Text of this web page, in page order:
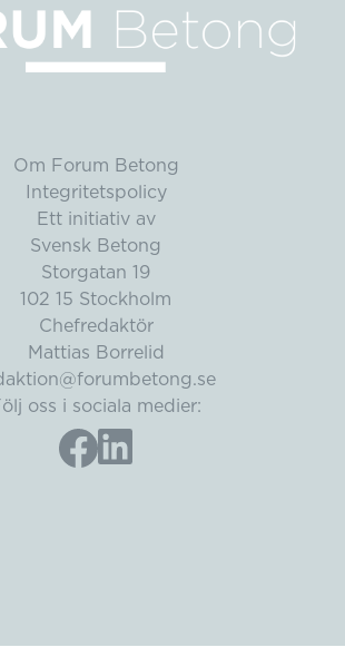
Om Forum Betong
Integritetspolicy
Ett initiativ av
Svensk Betong
Storgatan 19
102 15 Stockholm
Chefredaktör
Mattias Borrelid
oss i sociala medier: